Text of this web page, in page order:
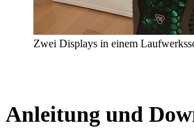
Zwei Displays in einem
Anleitung und